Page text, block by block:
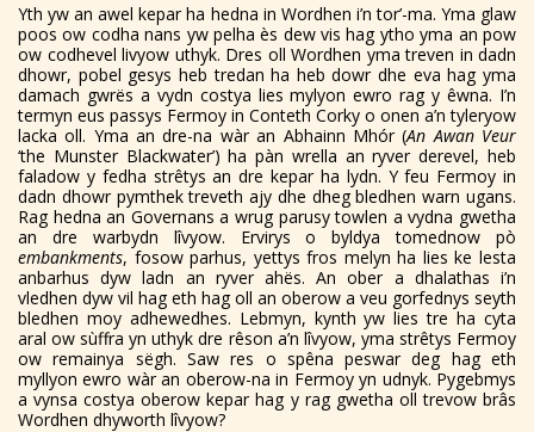
Yth yw an awel kepar ha hedna in Wordhen i’n tor’-ma. Yma glaw
poos ow codha nans yw pelha ès dew vis hag ytho yma an pow
ow codhevel livyow uthyk. Dres oll Wordhen yma treven in dadn
dhowr, pobel gesys heb tredan ha heb dowr dhe eva hag yma
damach gwrës a vydn costya lies mylyon ewro rag y êwna. I’n
termyn eus passys Fermoy in Conteth Corky o onen a’n tyleryow
lacka oll. Yma an dre-na wàr an Abhainn Mhór (An Awan Veur
‘the Munster Blackwater’) ha pàn wrella an ryver derevel, heb
faladow y fedha strêtys an dre kepar ha lydn. Y feu Fermoy in
dadn dhowr pymthek treveth ajy dhe dheg bledhen warn ugans.
Rag hedna an Governans a wrug parusy towlen a vydna gwetha
an dre warbydn lîvyow. Ervirys o byldya tomednow pò
embankments, fosow parhus, yettys fros melyn ha lies ke lesta
anbarhus dyw ladn an ryver ahës. An ober a dhalathas i’n
vledhen dyw vil hag eth hag oll an oberow a veu gorfednys seyth
bledhen moy adhewedhes. Lebmyn, kynth yw lies tre ha cyta
aral ow sùffra yn uthyk dre rêson a’n lîvyow, yma strêtys Fermoy
ow remainya sëgh. Saw res o spêna peswar deg hag eth
myllyon ewro wàr an oberow-na in Fermoy yn udnyk. Pygebmys
a vynsa costya oberow kepar hag y rag gwetha oll trevow brâs
Wordhen dhyworth lîvyow?